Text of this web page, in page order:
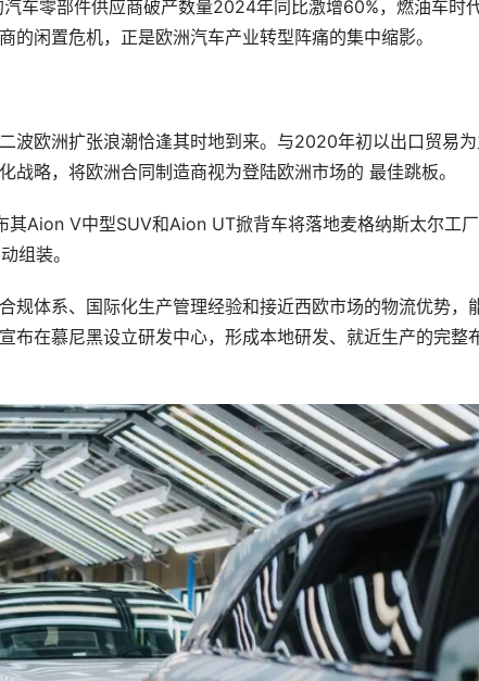
车零部件供应商破产数量2024年同比激增60%，燃油车时
闲置危机，正是欧洲汽车产业转型阵痛的集中缩影。
波欧洲扩张浪潮恰逢其时地到来。与2020年初以出口贸易
略，将欧洲合同制造商视为登陆欧洲市场的 最佳跳板。
其Aion V中型SUV和Aion UT掀背车将落地麦格纳斯太尔工
组装。
规体系、国际化生产管理经验和接近西欧市场的物流优势，
布在慕尼黑设立研发中心，形成本地研发、就近生产的完整